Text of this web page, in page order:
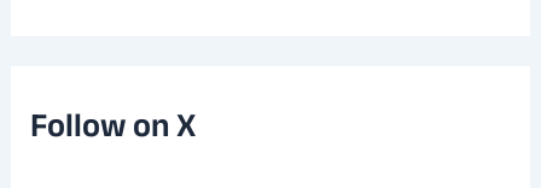
Follow on X